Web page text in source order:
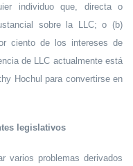
individuo que, directa o
sobre la LLC; o (b)
ciento de los intereses de
de LLC actualmente está
Hochul para convertirse en
legislativos
varios problemas derivados